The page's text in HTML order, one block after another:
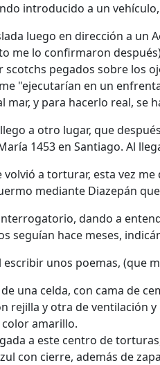
introducido a un
luego en dirección a un
me lo confirmaron
scotchs pegados sobre los
"ejecutarían en un
mar, y para hacerlo real, se
a otro lugar, que
1453 en Santiago. Al
volvió a torturar, esta vez
mediante Diazepán
dando a
seguían hace meses,
escribir unos poemas, (que
una celda, con cama de
rejilla y otra de ventilación
amarillo.
a este centro de
con cierre, además de